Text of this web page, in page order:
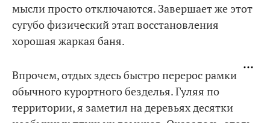
мысли просто отключаются. Завершает же этот
сугубо физический этап восстановления
хорошая жаркая баня.
Впрочем, отдых здесь быстро перерос рамки
обычного курортного безделья. Гуляя по
территории, я заметил на деревьях десятки